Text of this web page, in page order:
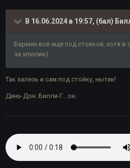
В 16.06.2024 в 19:57, (бал)
Бармен всё ещё под стойкой, хотя в
за хлюпик)
Так залезь и сам под стойку, нытик!
Динь-Дон. Билли-Г...он.